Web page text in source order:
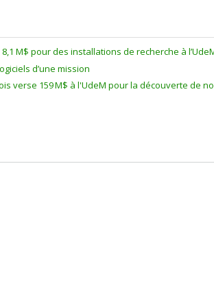
M$ pour des installations de recherche à
d’une mission
verse 159 M$ à l'UdeM pour la découverte de